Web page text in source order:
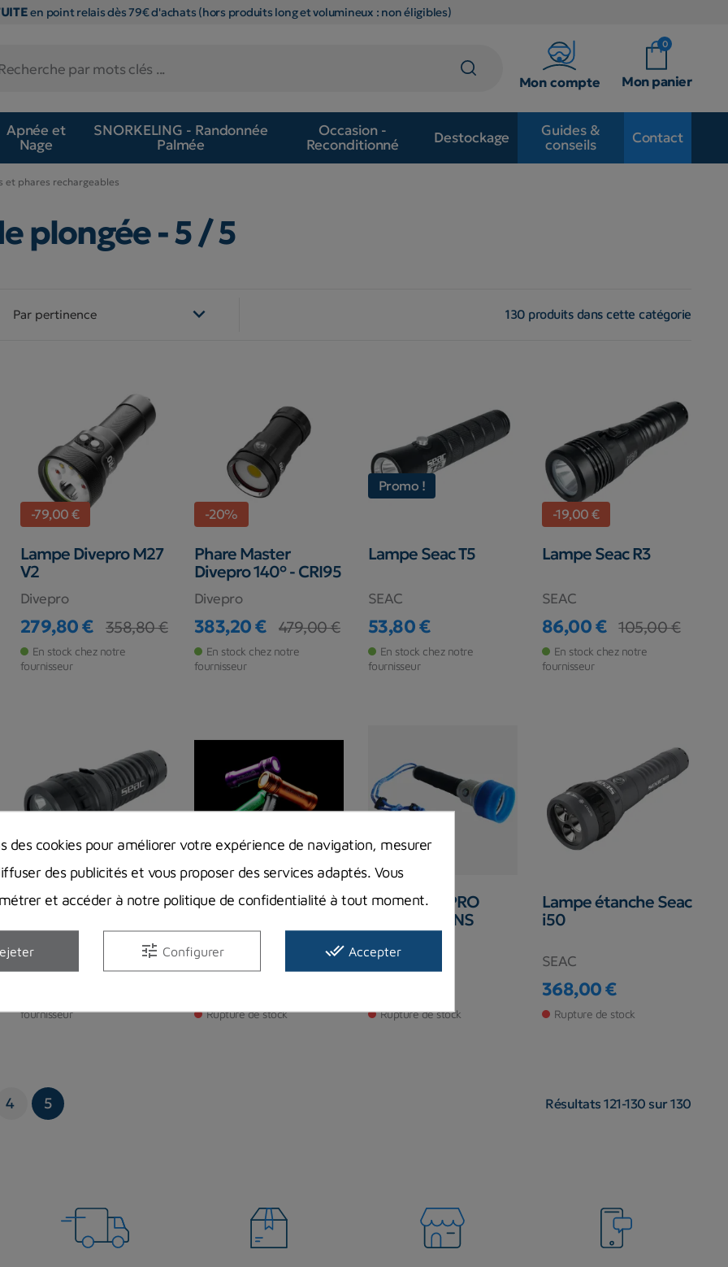
en point relais dès 79€ d'achats (hors produits long et volumineux : non éligibles)
Mon compte
0
Mon panier
Apnée et
Nage
SNORKELING - Randonnée
Palmée
Occasion -
Reconditionné
Destockage
Guides &
conseils
Contact
et phares rechargeables
plongée- 5 / 5
Par pertinence  130 produits dans cette catégorie
-79,00 €
Lampe Divepro M27
V2
Divepro
Prix
279,80 €
Prix de base
358,80 €
En stock chez notre
fournisseur
-20%
Phare Master
Divepro 140° - CRI95
Divepro
Prix
383,20 €
Prix de base
479,00 €
En stock chez notre
fournisseur
Promo !
Lampe Seac T5
SEAC
Prix
53,80 €
En stock chez notre
fournisseur
-19,00 €
Lampe Seac R3
SEAC
Prix
86,00 €
Prix de base
105,00 €
En stock chez notre
fournisseur
Lampe Seac SZ5000
SEAC
338,00 €
fournisseur
lampe Luna Mini
Rupture de stock
SEAFLARE PRO
2800 LUMENS
AQUALUNG
Rupture de stock
Lampe étanche Seac
i50
SEAC
Prix
368,00 €
Rupture de stock
4 5 Résultats 121-130 sur 130
des cookies pour améliorer votre expérience de navigation, mesurer
des publicités et vous proposer des services adaptés. Vous
et accéder à notre politique de confidentialité à tout moment.
tune Configurer done_all Accepter